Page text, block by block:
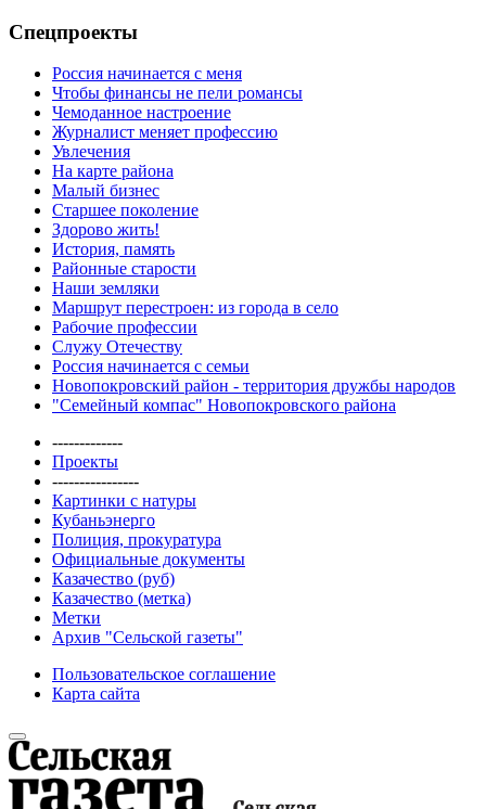
Спецпроекты
Россия начинается с меня
Чтобы финансы не пели романсы
Чемоданное настроение
Журналист меняет профессию
Увлечения
На карте района
Малый бизнес
Старшее поколение
Здорово жить!
История, память
Районные старости
Наши земляки
Маршрут перестроен: из города в село
Рабочие профессии
Служу Отечеству
Россия начинается с семьи
Новопокровский район - территория дружбы народов
"Семейный компас" Новопокровского района
-------------
Проекты
----------------
Картинки с натуры
Кубаньэнерго
Полиция, прокуратура
Официальные документы
Казачество (руб)
Казачество (метка)
Метки
Архив "Сельской газеты"
Пользовательское соглашение
Карта сайта